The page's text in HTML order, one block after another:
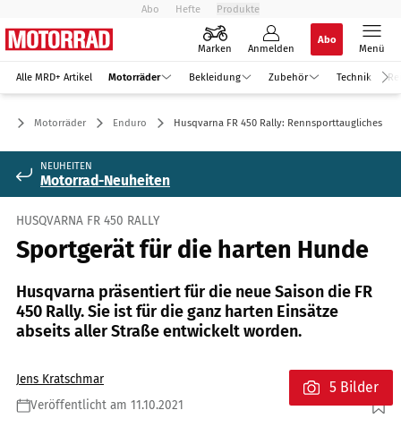
Abo Hefte Produkte
Marken Anmelden
Abo
Menü
Alle MRD+ Artikel Motorräder Bekleidung Zubehör Technik
Motorräder Enduro Husqvarna FR 450 Rally: Rennsporttaugliches
NEUHEITEN
Motorrad-Neuheiten
HUSQVARNA FR 450 RALLY
Sportgerät für die harten Hunde
Husqvarna präsentiert für die neue Saison die FR
450 Rally. Sie ist für die ganz harten Einsätze
abseits aller Straße entwickelt worden.
Jens Kratschmar
Veröffentlicht am 11.10.2021
Foto: Husqvarna
5 Bilder